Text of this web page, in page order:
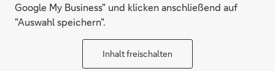
Google My Business" und klicken anschließend auf
"Auswahl speichern".
Inhalt freischalten